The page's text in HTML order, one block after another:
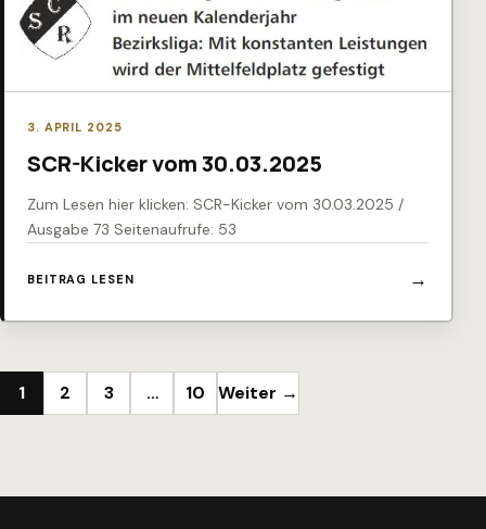
3. APRIL 2025
SCR-Kicker vom 30.03.2025
Zum Lesen hier klicken: SCR-Kicker vom 30.03.2025 /
Ausgabe 73 Seitenaufrufe: 53
BEITRAG LESEN
Seitennummerierung der Beiträge
1 2 3 … 10 Weiter →